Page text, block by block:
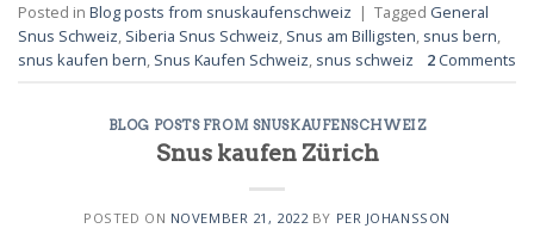
Posted in Blog posts from snuskaufenschweiz | Tagged General
Snus Schweiz, Siberia Snus Schweiz, Snus am Billigsten, snus bern,
snus kaufen bern, Snus Kaufen Schweiz, snus schweiz 2 Comments
BLOG POSTS FROM SNUSKAUFENSCHWEIZ
Snus kaufen Zürich
POSTED ON NOVEMBER 21, 2022 BY PER JOHANSSON